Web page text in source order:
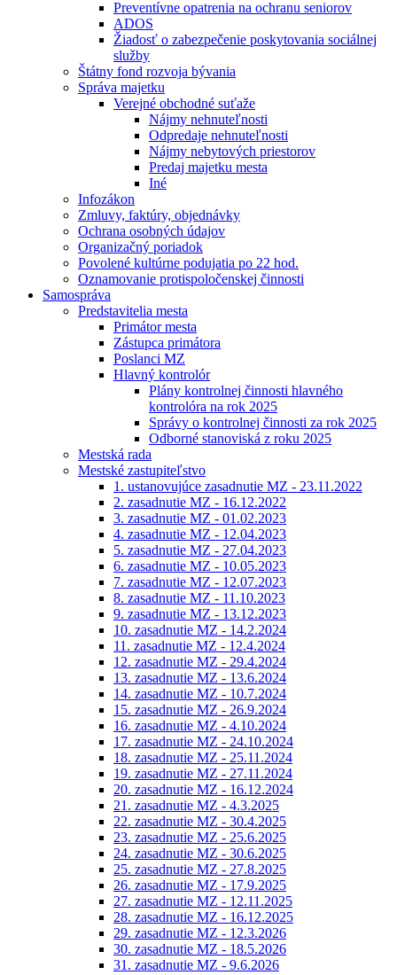
Preventívne opatrenia na ochranu seniorov
ADOS
Žiadosť o zabezpečenie poskytovania sociálnej
služby
Štátny fond rozvoja bývania
Správa majetku
Verejné obchodné suťaže
Nájmy nehnuteľnosti
Odpredaje nehnuteľnosti
Nájmy nebytových priestorov
Predaj majetku mesta
Iné
Infozákon
Zmluvy, faktúry, objednávky
Ochrana osobných údajov
Organizačný poriadok
Povolené kultúrne podujatia po 22 hod.
Oznamovanie protispoločenskej činnosti
Samospráva
Predstavitelia mesta
Primátor mesta
Zástupca primátora
Poslanci MZ
Hlavný kontrolór
Plány kontrolnej činnosti hlavného
kontrolóra na rok 2025
Správy o kontrolnej činnosti za rok 2025
Odborné stanoviská z roku 2025
Mestská rada
Mestské zastupiteľstvo
1. ustanovujúce zasadnutie MZ - 23.11.2022
2. zasadnutie MZ - 16.12.2022
3. zasadnutie MZ - 01.02.2023
4. zasadnutie MZ - 12.04.2023
5. zasadnutie MZ - 27.04.2023
6. zasadnutie MZ - 10.05.2023
7. zasadnutie MZ - 12.07.2023
8. zasadnutie MZ - 11.10.2023
9. zasadnutie MZ - 13.12.2023
10. zasadnutie MZ - 14.2.2024
11. zasadnutie MZ - 12.4.2024
12. zasadnutie MZ - 29.4.2024
13. zasadnutie MZ - 13.6.2024
14. zasadnutie MZ - 10.7.2024
15. zasadnutie MZ - 26.9.2024
16. zasadnutie MZ - 4.10.2024
17. zasadnutie MZ - 24.10.2024
18. zasadnutie MZ - 25.11.2024
19. zasadnutie MZ - 27.11.2024
20. zasadnutie MZ - 16.12.2024
21. zasadnutie MZ - 4.3.2025
22. zasadnutie MZ - 30.4.2025
23. zasadnutie MZ - 25.6.2025
24. zasadnutie MZ - 30.6.2025
25. zasadnutie MZ - 27.8.2025
26. zasadnutie MZ - 17.9.2025
27. zasadnutie MZ - 12.11.2025
28. zasadnutie MZ - 16.12.2025
29. zasadnutie MZ - 12.3.2026
30. zasadnutie MZ - 18.5.2026
31. zasadnutie MZ - 9.6.2026